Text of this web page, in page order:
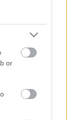
or
tart a